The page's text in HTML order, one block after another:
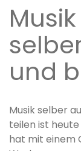
und
Musik selber
teilen ist
hat mit einem